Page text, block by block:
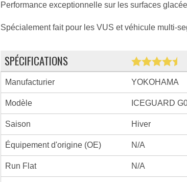
Performance exceptionnelle sur les surfaces
Spécialement fait pour les VUS et véhicule multi-
SPÉCIFICATIONS
Manufacturier YOKOHAMA
Modèle ICEGUARD
Saison Hiver
Équipement d'origine (OE) N/A
Run Flat N/A